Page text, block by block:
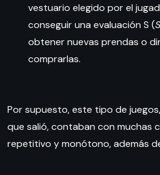
vestuario elegido por el
conseguir una evaluación S (
obtener nuevas prendas o
comprarlas.
Por supuesto, este tipo de
que salió, contaban con muchas
repetitivo y monótono, además